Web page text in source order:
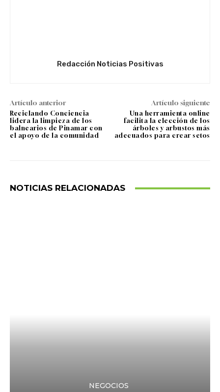
Redacción Noticias Positivas
Artículo anterior
Reciclando Conciencia
lidera la limpieza de los
balnearios de Pinamar con
el apoyo de la comunidad
Artículo siguiente
Una herramienta online
facilita la elección de los
árboles y arbustos más
adecuados para crear setos
NOTICIAS RELACIONADAS
NEGOCIOS